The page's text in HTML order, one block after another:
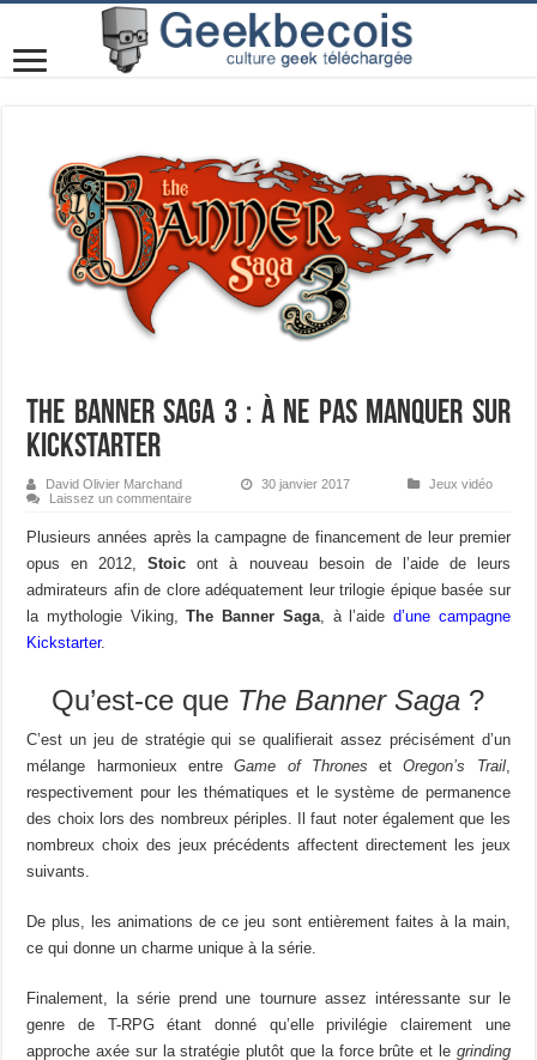
The Banner Saga 3 : À ne pas manquer sur
Kickstarter
David Olivier Marchand 30 janvier 2017
Jeux vidéo
Laissez un commentaire
Plusieurs années après la campagne de financement de leur premier
opus en 2012,Stoicont à nouveau besoin de l’aide de leurs
admirateurs afin de clore adéquatement leur trilogie épique basée sur
la mythologie Viking,The Banner Saga, à l’aided’une campagne
Kickstarter.
Qu’est-ce que The Banner Saga ?
C’est un jeu de stratégie qui se qualifierait assez précisément d’un
mélange harmonieux entreGame of Thrones etOregon’s Trail,
respectivement pour les thématiques et le système de permanence
des choix lors des nombreux périples. Il faut noter également que les
nombreux choix des jeux précédents affectent directement les jeux
suivants.
De plus, les animations de ce jeu sont entièrement faites à la main,
ce qui donne un charme unique à la série.
Finalement, la série prend une tournure assez intéressante sur le
genre de T-RPG étant donné qu’elle privilégie clairement une
approche axée sur la stratégie plutôt que la force brûte et le grinding